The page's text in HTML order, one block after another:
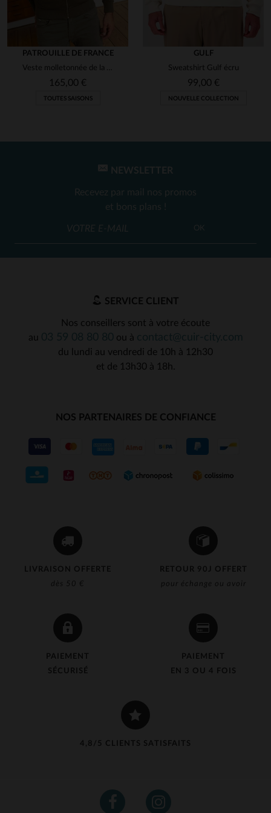
PATROUILLE DE FRANCE
Veste molletonnée de la Patrouille de France
165,00 €
TOUTES SAISONS
GULF
Sweatshirt Gulf écru
99,00 €
NOUVELLE COLLECTION
LIVRAISON OFFERTE
dès 50 €
RETOUR 90J OFFERT
pour échange ou avoir
PAIEMENT
SÉCURISÉ
PAIEMENT
EN 3 OU 4 FOIS
4,8/5 CLIENTS SATISFAITS
NEWSLETTER
Recevez par mail nos promos
et bons plans !
OK
SERVICE CLIENT
Nos conseillers sont à votre écoute
au
ou à
du lundi au vendredi de 10h à 12h30
et de 13h30 à 18h.
NOS PARTENAIRES DE CONFIANCE